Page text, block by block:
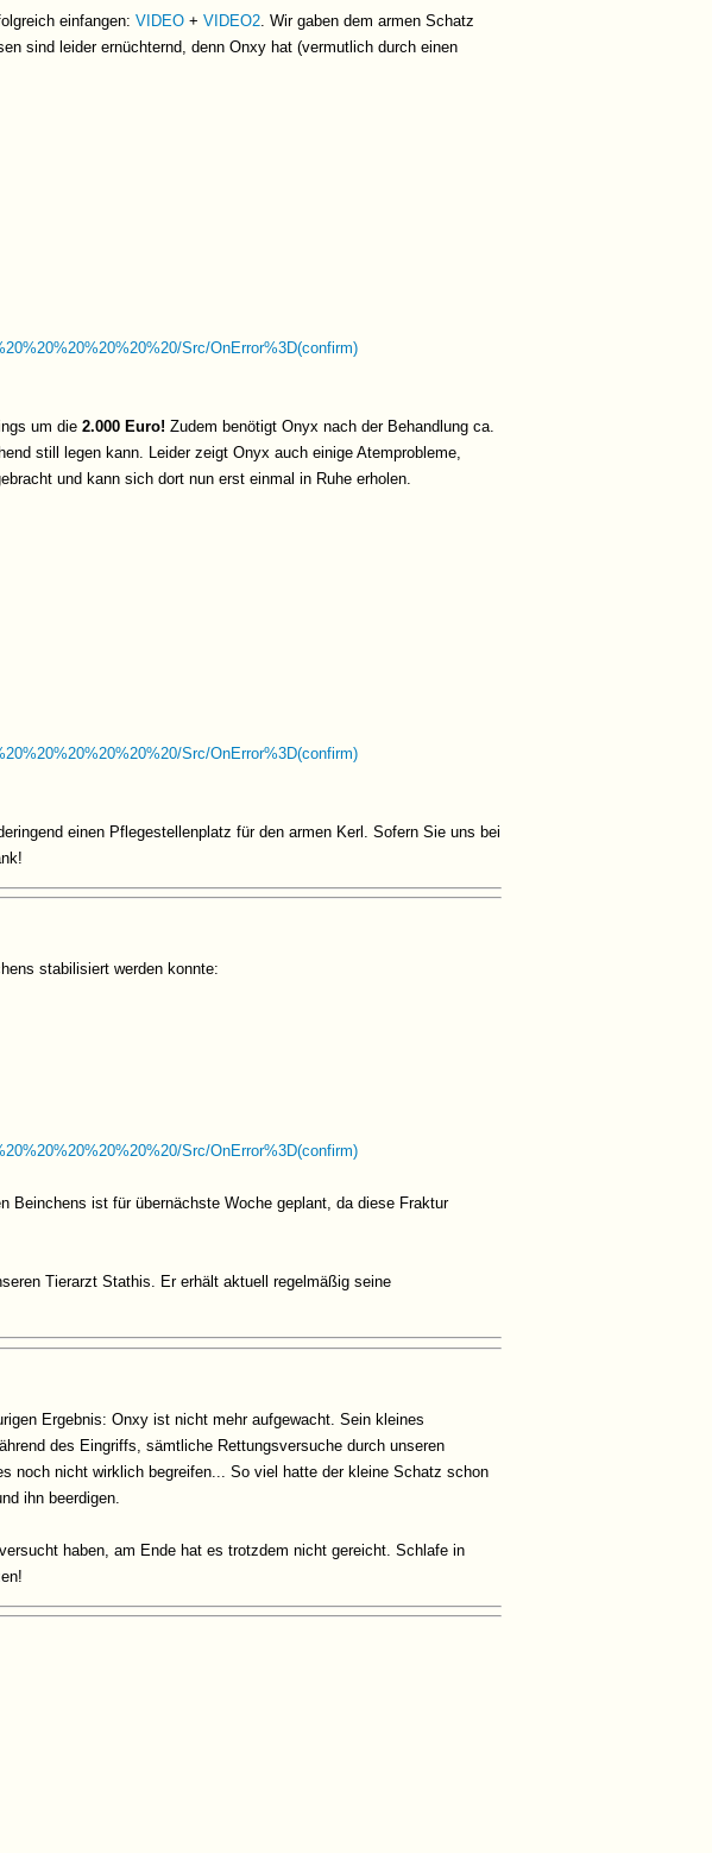
einfangen: VIDEO + VIDEO2 . Wir gaben dem armen Schatz
sind leider ernüchternd, denn Onxy hat (vermutlich durch einen
Src/OnError%3D(confirm)
um die 2.000 Euro! Zudem benötigt Onyx nach der Behandlung ca.
still legen kann. Leider zeigt Onyx auch einige Atemprobleme,
und kann sich dort nun erst einmal in Ruhe erholen.
Src/OnError%3D(confirm)
einen Pflegestellenplatz für den armen Kerl. Sofern Sie uns bei
stabilisiert werden konnte:
Src/OnError%3D(confirm)
Beinchens ist für übernächste Woche geplant, da diese Fraktur
Tierarzt Stathis. Er erhält aktuell regelmäßig seine
Ergebnis: Onxy ist nicht mehr aufgewacht. Sein kleines
des Eingriffs, sämtliche Rettungsversuche durch unseren
noch nicht wirklich begreifen... So viel hatte der kleine Schatz schon
ihn beerdigen.
haben, am Ende hat es trotzdem nicht gereicht. Schlafe in